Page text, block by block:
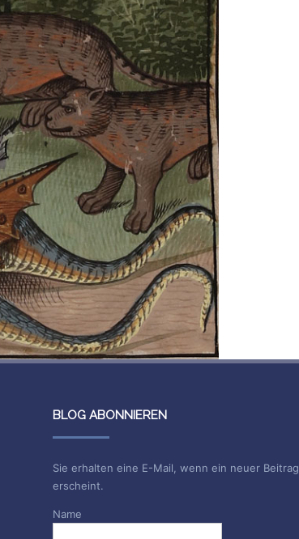
BLOG ABONNIEREN
Sie erhalten eine E-Mail, wenn ein neuer Beitrag
erscheint.
Name